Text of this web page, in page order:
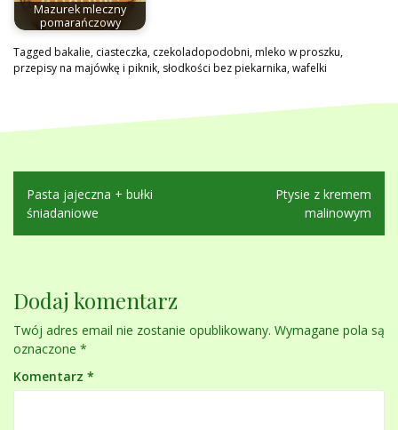
Mazurek mleczny
pomarańczowy
Tagged bakalie, ciasteczka, czekoladopodobni,mleko w proszku,
przepisy na majówkę i piknik, słodkości bez piekarnika,wafelki
Nawigacja
wpisu
Pasta jajeczna + bułki
śniadaniowe
Ptysie z kremem
malinowym
Dodaj komentarz
Twój adres email nie zostanie opublikowany. Wymagane pola są
oznaczone *
Komentarz *